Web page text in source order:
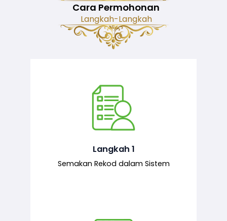
Cara Permohonan
Langkah-Langkah
Langkah 1
Semakan Rekod dalam Sistem
Semakan ke atas sejarah permohonan
yang pernah dibuat oleh pemohon,